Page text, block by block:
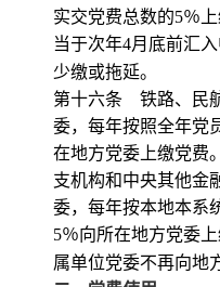
实交党费总数的5％
当于次年4月底前汇
少缴或拖延。
第十六条 铁路、民
委，每年按照全年党
在地方党委上缴党费
支机构和中央其他金
委，每年按本地本系
5％向所在地方党委
属单位党委不再向地